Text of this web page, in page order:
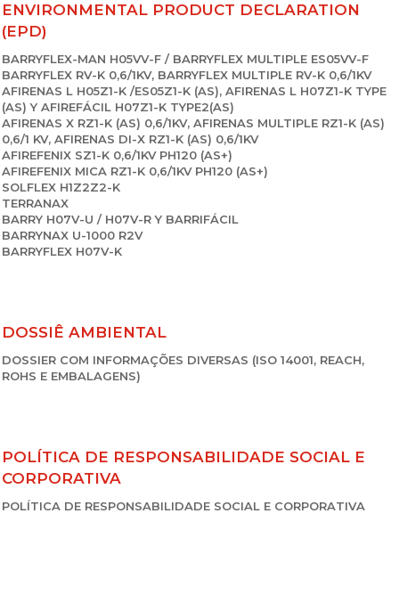
ENVIRONMENTAL PRODUCT DECLARATION
(EPD)
BARRYFLEX-MAN H05VV-F / BARRYFLEX MULTIPLE ES05VV-F
BARRYFLEX RV-K 0,6/1KV, BARRYFLEX MULTIPLE RV-K 0,6/1KV
AFIRENAS L H05Z1-K /ES05Z1-K (AS), AFIRENAS L H07Z1-K TYPE
(AS) Y AFIREFÁCIL H07Z1-K TYPE2(AS)
AFIRENAS X RZ1-K (AS) 0,6/1KV, AFIRENAS MULTIPLE RZ1-K (AS)
0,6/1 KV, AFIRENAS DI-X RZ1-K (AS) 0,6/1KV
AFIREFENIX SZ1-K 0,6/1KV PH120 (AS+)
AFIREFENIX MICA RZ1-K 0,6/1KV PH120 (AS+)
SOLFLEX H1Z2Z2-K
TERRANAX
BARRY H07V-U / H07V-R Y BARRIFÁCIL
BARRYNAX U-1000 R2V
BARRYFLEX H07V-K
DOSSIÊ AMBIENTAL
DOSSIER COM INFORMAÇÕES DIVERSAS (ISO 14001, REACH,
ROHS E EMBALAGENS)
POLÍTICA DE RESPONSABILIDADE SOCIAL E
CORPORATIVA
POLÍTICA DE RESPONSABILIDADE SOCIAL E CORPORATIVA